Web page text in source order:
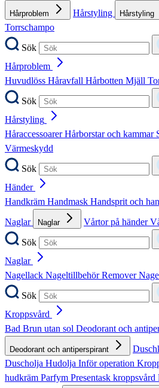
Hårproblem Hårstyling Hårstyling
Torrschampo
Sök
Hårproblem
Huvudlöss Håravfall Hårbotten Mjäll
Sök
Hårstyling
HåraccessoarerHårborstar och kammar
Värmeskydd
Sök
Händer
Handkräm Handmask Handsprit och
Naglar
Naglar Vårtor på händer
Sök
Naglar
Nagellack NageltillbehörRemover
Sök
Kroppsvård
Bad Brun utan sol Deodorant och
Deodorant och antiperspirant
Duscholja Hudolja Inför operation
hudkräm Parfym Presentask kroppsvård